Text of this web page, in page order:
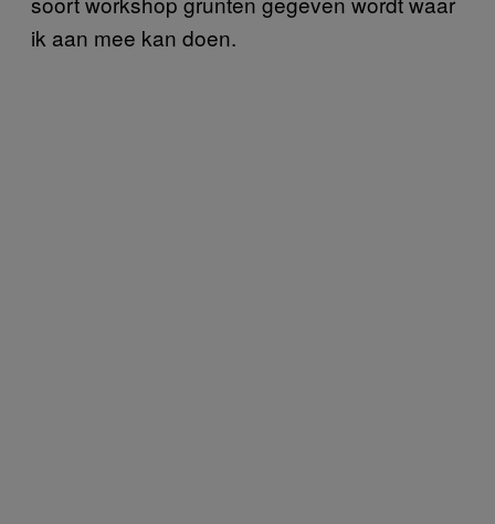
ik aan mee kan doen.